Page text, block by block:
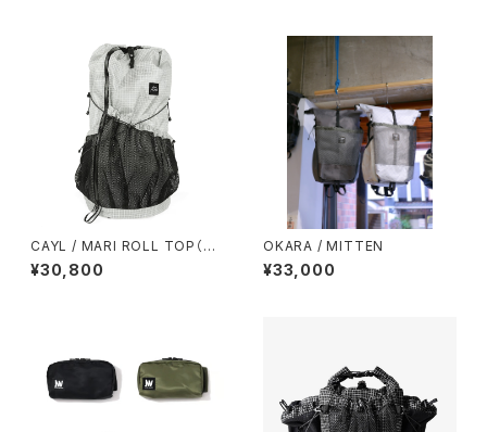
CAYL / MARI ROLL TOP（GR
ID）
¥30,800
OKARA / MITTEN
¥33,000